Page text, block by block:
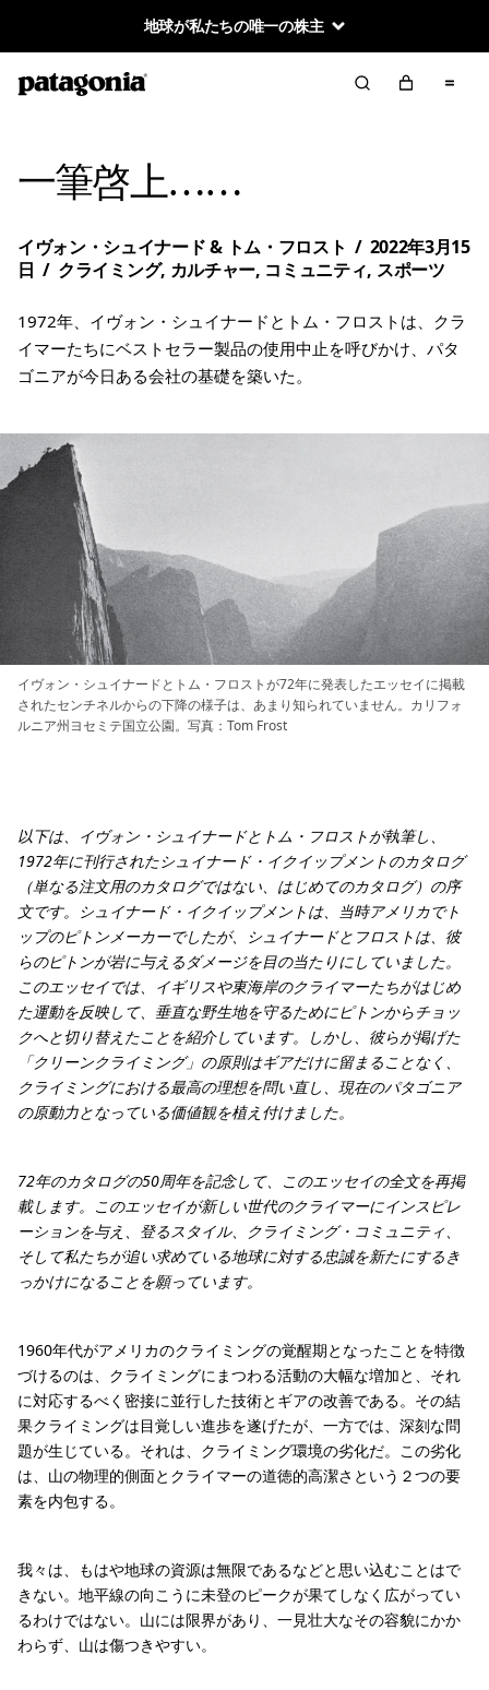
地球が私たちの唯一の株主
一筆啓上……
イヴォン・シュイナード& トム・フロスト / 2022年3月15
日 / クライミング, カルチャー, コミュニティ, スポーツ
1972年、イヴォン・シュイナードとトム・フロストは、クラ
イマーたちにベストセラー製品の使用中止を呼びかけ、パタ
ゴニアが今日ある会社の基礎を築いた。
イヴォン・シュイナードとトム・フロストが72年に発表したエッセイに掲載
されたセンチネルからの下降の様子は、あまり知られていません。カリフォ
ルニア州ヨセミテ国立公園。写真：Tom Frost
以下は、イヴォン・シュイナードとトム・フロストが執筆し、
1972年に刊行されたシュイナード・イクイップメントのカタログ
（単なる注文用のカタログではない、はじめてのカタログ）の序
文です。シュイナード・イクイップメントは、当時アメリカでト
ップのピトンメーカーでしたが、シュイナードとフロストは、彼
らのピトンが岩に与えるダメージを目の当たりにしていました。
このエッセイでは、イギリスや東海岸のクライマーたちがはじめ
た運動を反映して、垂直な野生地を守るためにピトンからチョッ
クへと切り替えたことを紹介しています。しかし、彼らが掲げた
「クリーンクライミング」の原則はギアだけに留まることなく、
クライミングにおける最高の理想を問い直し、現在のパタゴニア
の原動力となっている価値観を植え付けました。
72年のカタログの50周年を記念して、このエッセイの全文を再掲
載します。このエッセイが新しい世代のクライマーにインスピレ
ーションを与え、登るスタイル、クライミング・コミュニティ、
そして私たちが追い求めている地球に対する忠誠を新たにするき
っかけになることを願っています。
1960年代がアメリカのクライミングの覚醒期となったことを特徴
づけるのは、クライミングにまつわる活動の大幅な増加と、それ
に対応するべく密接に並行した技術とギアの改善である。その結
果クライミングは目覚しい進歩を遂げたが、一方では、深刻な問
題が生じている。それは、クライミング環境の劣化だ。この劣化
は、山の物理的側面とクライマーの道徳的高潔さという２つの要
素を内包する。
我々は、もはや地球の資源は無限であるなどと思い込むことはで
きない。地平線の向こうに未登のピークが果てしなく広がってい
るわけではない。山には限界があり、一見壮大なその容貌にかか
わらず、山は傷つきやすい。